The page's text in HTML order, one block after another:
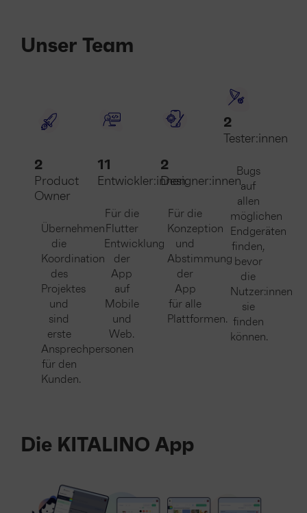
Unser Team
2
Product
Owner
Übernehmen
die
Koordination
des
Projektes
und
sind
erste
Ansprechpersonen
für den
Kunden.
11
Entwickler:innen
Für die
Flutter
Entwicklung
der
App
auf
Mobile
und
Web.
2
Designer:innen
Für die
Konzeption
und
Abstimmung
der
App
für alle
Plattformen.
2
Tester:innen
Bugs
auf
allen
möglichen
Endgeräten
finden,
bevor
die
Nutzer:innen
sie
finden
können.
Die KITALINO App